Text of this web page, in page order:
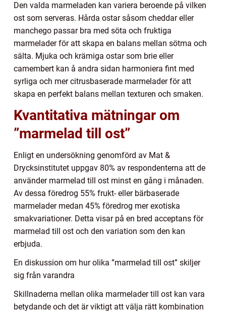
Den valda marmeladen kan variera beroende på vilken
ost som serveras. Hårda ostar såsom cheddar eller
manchego passar bra med söta och fruktiga
marmelader för att skapa en balans mellan sötma och
sälta. Mjuka och krämiga ostar som brie eller
camembert kan å andra sidan harmoniera fint med
syrliga och mer citrusbaserade marmelader för att
skapa en perfekt balans mellan texturen och smaken.
Kvantitativa mätningar om
”marmelad till ost”
Enligt en undersökning genomförd av Mat &
Drycksinstitutet uppgav 80% av respondenterna att de
använder marmelad till ost minst en gång i månaden.
Av dessa föredrog 55% frukt- eller bärbaserade
marmelader medan 45% föredrog mer exotiska
smakvariationer. Detta visar på en bred acceptans för
marmelad till ost och den variation som den kan
erbjuda.
En diskussion om hur olika ”marmelad till ost” skiljer
sig från varandra
Skillnaderna mellan olika marmelader till ost kan vara
betydande och det är viktigt att välja rätt kombination